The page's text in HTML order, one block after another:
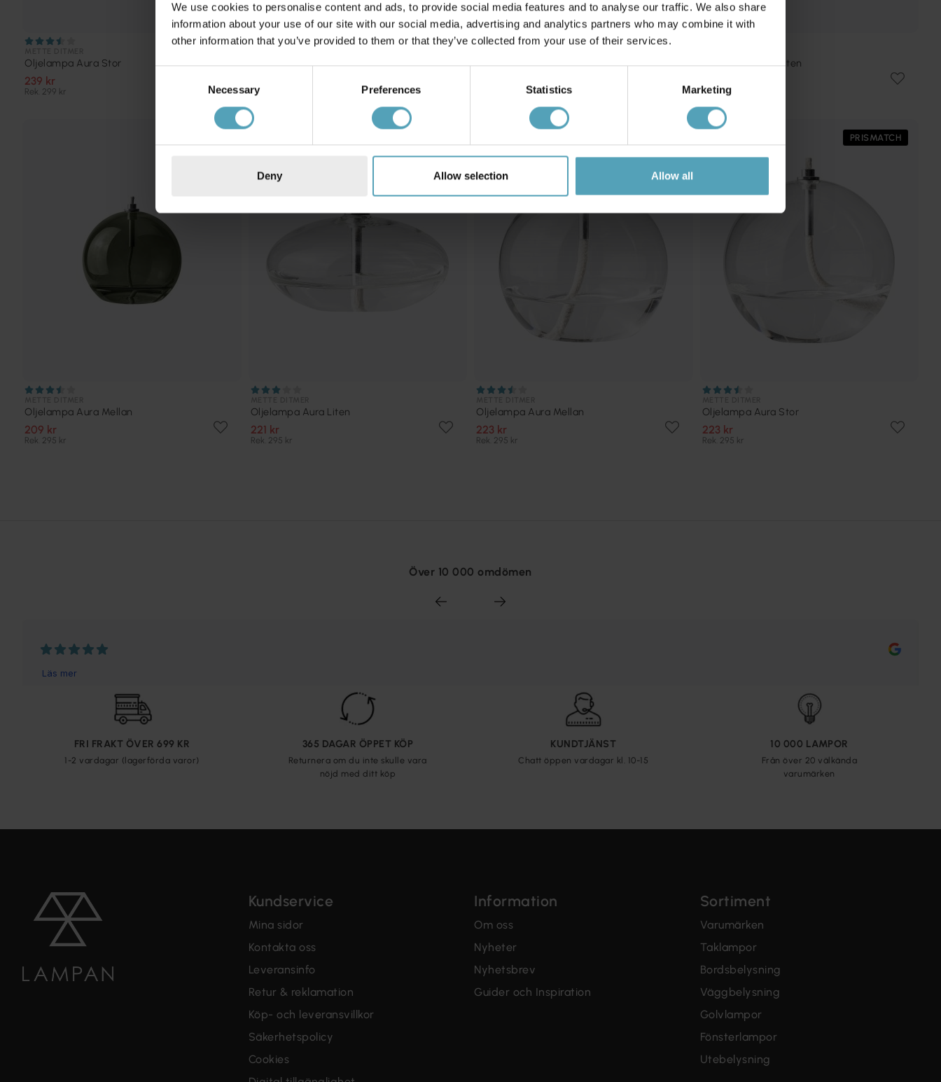
We use cookies to personalise content and ads, to provide social media features and to analyse our traffic. We also share
information about your use of our site with our social media, advertising and analytics partners who may combine it with
other information that you’ve provided to them or that they’ve collected from your use of their services.
Necessary Preferences Statistics Marketing
Deny Allow selection Allow all
Oljelampa Aura Stor
239 kr
Rek. 299 kr
Oljelampa Aura Liten
Rek. 295 kr
Oljelampa Aura Liten Oljelampa Aura Liten
Rek. 295 kr
Oljelampa Aura Mellan
209 kr
Rek. 295 kr
Oljelampa Aura Liten
221 kr
Rek. 295 kr
Oljelampa Aura Mellan
223 kr
Rek. 295 kr
PRISMATCH
Oljelampa Aura Stor
223 kr
Rek. 295 kr
Över 10 000 omdömen
FRI FRAKT ÖVER 699 KR
1-2 vardagar (lagerförda varor)
365 DAGAR ÖPPET KÖP
Returnera om du inte skulle vara
nöjd med ditt köp
KUNDTJÄNST
Chatt öppen vardagar kl. 10-15
10 000 LAMPOR
Från över 20 välkända
varumärken
Kundservice
Mina sidor
Kontakta oss
Leveransinfo
Retur & reklamation
Köp- och leveransvillkor
Säkerhetspolicy
Cookies
Information
Om oss
Nyheter
Nyhetsbrev
Guider och Inspiration
Sortiment
Varumärken
Taklampor
Bordsbelysning
Väggbelysning
Golvlampor
Fönsterlampor
Utebelysning